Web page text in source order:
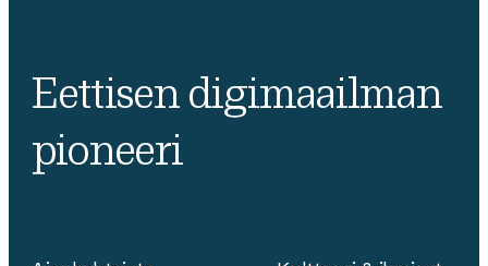
Eettisen digimaailman
pioneeri